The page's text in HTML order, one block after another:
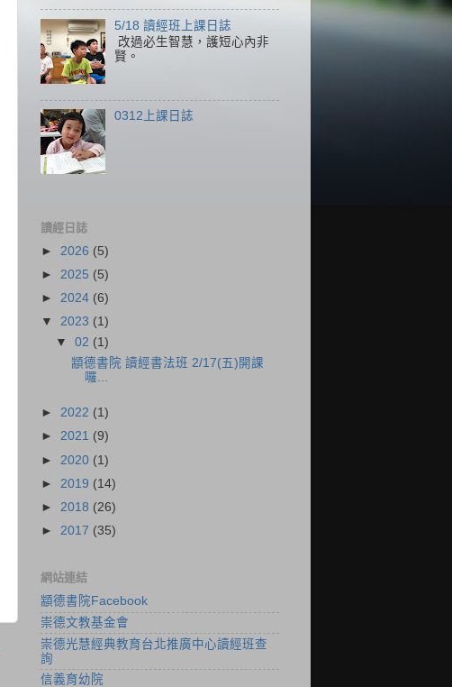
5/18 讀經班上課日誌
改過必生智慧，護短心內非
賢。
0312上課日誌
讀經日誌
► 2026 (5)
► 2025 (5)
► 2024 (6)
▼ 2023 (1)
▼02 (1)
顓德書院 讀經書法班 2/17(五)開課
囉...
► 2022 (1)
► 2021 (9)
► 2020 (1)
► 2019 (14)
► 2018 (26)
► 2017 (35)
網站連結
顓德書院Facebook
崇德文教基金會
崇德光慧經典教育台北推廣中心讀經班查
詢
信義育幼院